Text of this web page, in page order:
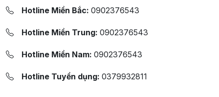
Hotline Miền Bắc: 0902376543
Hotline Miền Trung: 0902376543
Hotline Miền Nam: 0902376543
Hotline Tuyển dụng: 0379932811